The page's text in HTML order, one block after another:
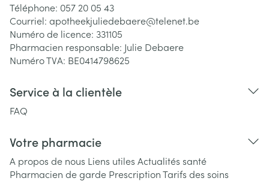
Téléphone: 057 20 05 43
Courriel: apotheekjuliedebaere@telenet.be
Numéro de licence: 331105
Pharmacien responsable: Julie Debaere
Numéro TVA: BE0414798625
Service à la clientèle
FAQ
Votre pharmacie
A propos de nous Liens utiles Actualités santé
Pharmacien de garde PrescriptionTarifs des soins